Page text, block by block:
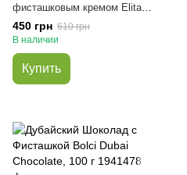
фисташковым кремом Elita
Lokum 200 г
450 грн 610 грн
В наличии
Купить